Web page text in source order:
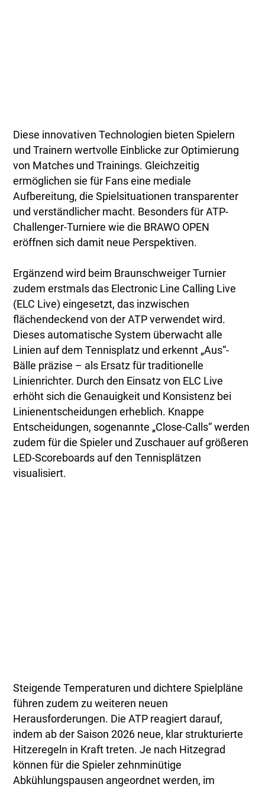
Diese innovativen Technologien bieten Spielern
und Trainern wertvolle Einblicke zur Optimierung
von Matches und Trainings. Gleichzeitig
ermöglichen sie für Fans eine mediale
Aufbereitung, die Spielsituationen transparenter
und verständlicher macht. Besonders für ATP-
Challenger-Turniere wie die BRAWO OPEN
eröffnen sich damit neue Perspektiven.
Ergänzend wird beim Braunschweiger Turnier
zudem erstmals das Electronic Line Calling Live
(ELC Live) eingesetzt, das inzwischen
flächendeckend von der ATP verwendet wird.
Dieses automatische System überwacht alle
Linien auf dem Tennisplatz und erkennt „Aus“-
Bälle präzise – als Ersatz für traditionelle
Linienrichter. Durch den Einsatz von ELC Live
erhöht sich die Genauigkeit und Konsistenz bei
Linienentscheidungen erheblich. Knappe
Entscheidungen, sogenannte „Close-Calls“ werden
zudem für die Spieler und Zuschauer auf größeren
LED-Scoreboards auf den Tennisplätzen
visualisiert.
Steigende Temperaturen und dichtere Spielpläne
führen zudem zu weiteren neuen
Herausforderungen. Die ATP reagiert darauf,
indem ab der Saison 2026 neue, klar strukturierte
Hitzeregeln in Kraft treten. Je nach Hitzegrad
können für die Spieler zehnminütige
Abkühlungspausen angeordnet werden, im